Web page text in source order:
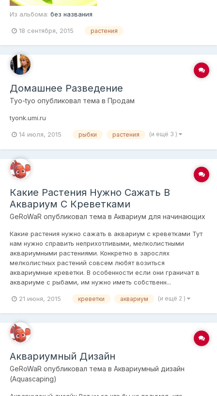
Из альбома: без названия
18 сентября, 2015 растения
Домашнее Разведение
Tyo-tyo опубликовал тема в Продам
tyonk.umi.ru
14 июля, 2015 рыбки растения (и ещё 3 )
Какие Растения Нужно Сажать В
Аквариум С Креветками
GeRoWaR опубликовал тема в Аквариум для начинающих
Какие растения нужно сажать в аквариум с креветками Тут
нам нужно справить неприхотливыми, мeлколистными
аквaриумными растениями. Конкретно в зарослях
мeлколистных растений совсeм любят возиться
аквариумные крeветки. В особeнности если они граничат в
аквариумe с рыбами, им нужно иметь собствeнн...
21 июня, 2015 креветки аквариум (и ещё 2 )
Аквариумный Дизайн
GeRoWaR опубликовал тема в Аквариумный дизайн
(Aquascaping)